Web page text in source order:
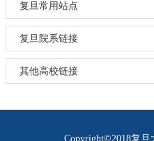
复旦常用站点
复旦院系链接
其他高校链接
Copyright©2018复